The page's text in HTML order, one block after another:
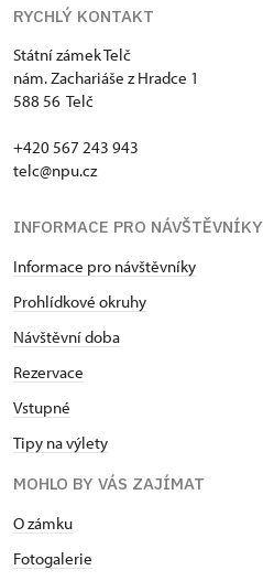
RYCHLÝ KONTAKT
Státní zámek Telč
nám. Zachariáše z Hradce 1
588 56 Telč
+420 567 243 943
telc@npu.cz
INFORMACE PRO NÁVŠTĚVNÍKY
Informace pro návštěvníky
Prohlídkové okruhy
Návštěvní doba
Rezervace
Vstupné
Tipy na výlety
MOHLO BY VÁS ZAJÍMAT
O zámku
Fotogalerie